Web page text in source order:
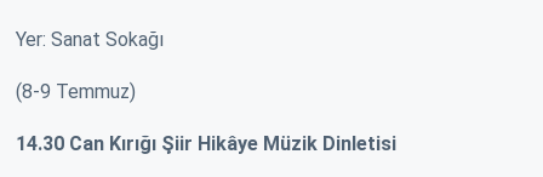
Yer: Sanat Sokağı
(8-9 Temmuz)
14.30 Can Kırığı Şiir Hikâye Müzik Dinletisi